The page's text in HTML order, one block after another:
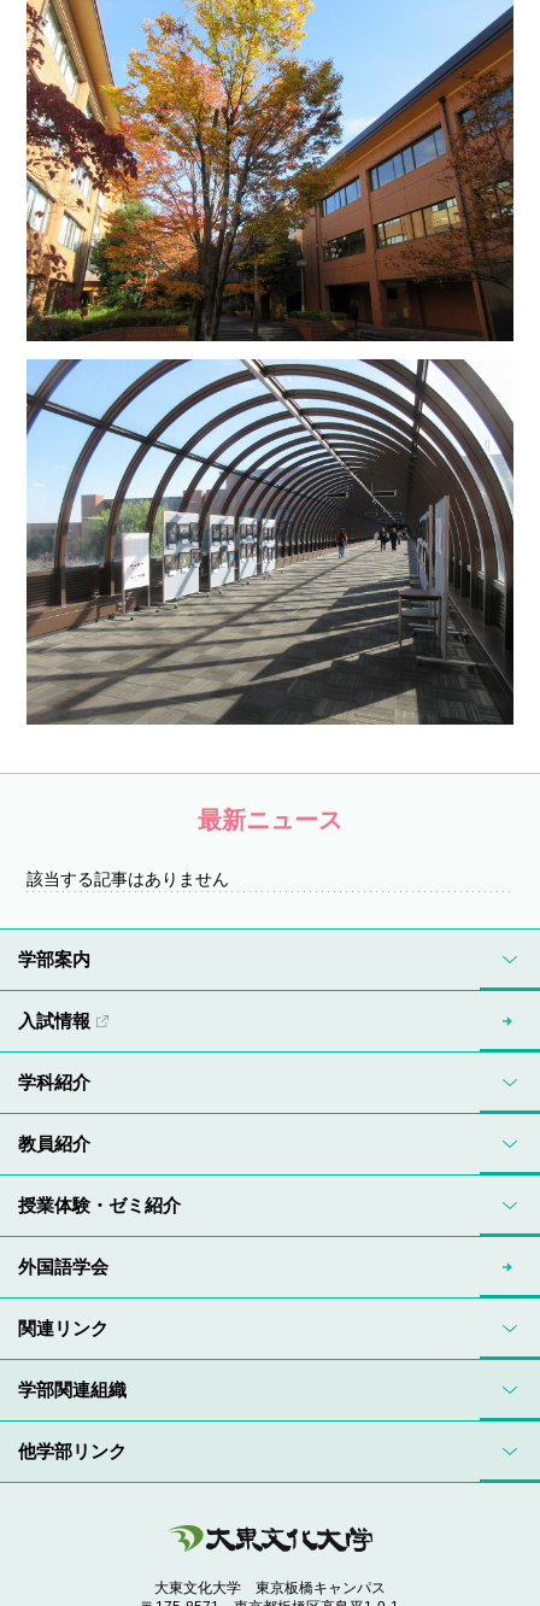
最新ニュース
該当する記事はありません
学部関連組織
他学部リンク
大東文化大学 東京板橋キャンパス
学部案内
入試情報
学科紹介
教員紹介
授業体験・ゼミ紹介
外国語学会
関連リンク